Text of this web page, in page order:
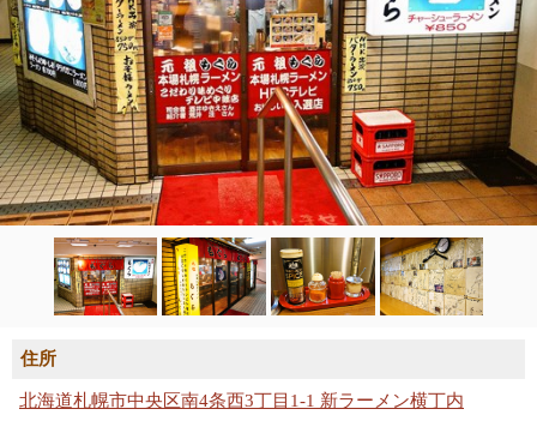
住所
北海道札幌市中央区南4条西3丁目1-1 新ラーメン横丁内